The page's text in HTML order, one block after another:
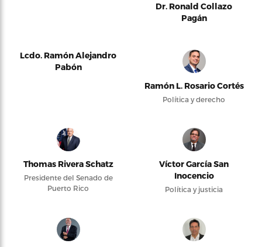
Dr. Ronald Collazo
Pagán
Lcdo. Ramón Alejandro
Pabón
Ramón L. Rosario Cortés
Política y derecho
Thomas Rivera Schatz
Presidente del Senado de
Puerto Rico
Víctor García San
Inocencio
Política y justicia